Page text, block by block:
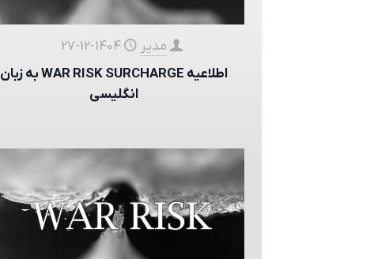
مدیر
1404-12-27
اطلاعیه WAR RISK SURCHARGE به زبان
انگلیسی